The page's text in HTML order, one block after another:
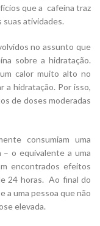
que a cafeína traz
suas atividades.
no assunto que
sobre a hidratação.
calor muito alto no
a hidratação. Por isso,
de doses moderadas
consumiam uma
– o equivalente a uma
encontrados efeitos
24 horas. Ao final do
a uma pessoa que não
elevada.